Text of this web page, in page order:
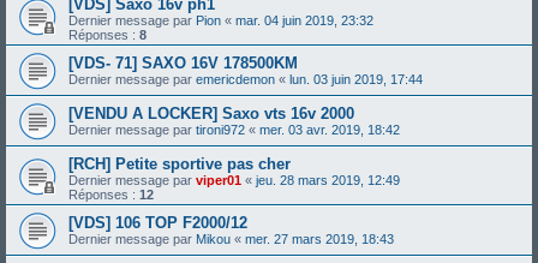
[VDS] Saxo 16v ph1
Dernier message par Pion « mar. 04 juin 2019, 23:32
Réponses : 8
[VDS- 71] SAXO 16V 178500KM
Dernier message par emericdemon « lun. 03 juin 2019, 17:44
[VENDU A LOCKER] Saxo vts 16v 2000
Dernier message par tironi972 « mer. 03 avr. 2019, 18:42
[RCH] Petite sportive pas cher
Dernier message par viper01 « jeu. 28 mars 2019, 12:49
Réponses : 12
[VDS] 106 TOP F2000/12
Dernier message par Mikou « mer. 27 mars 2019, 18:43